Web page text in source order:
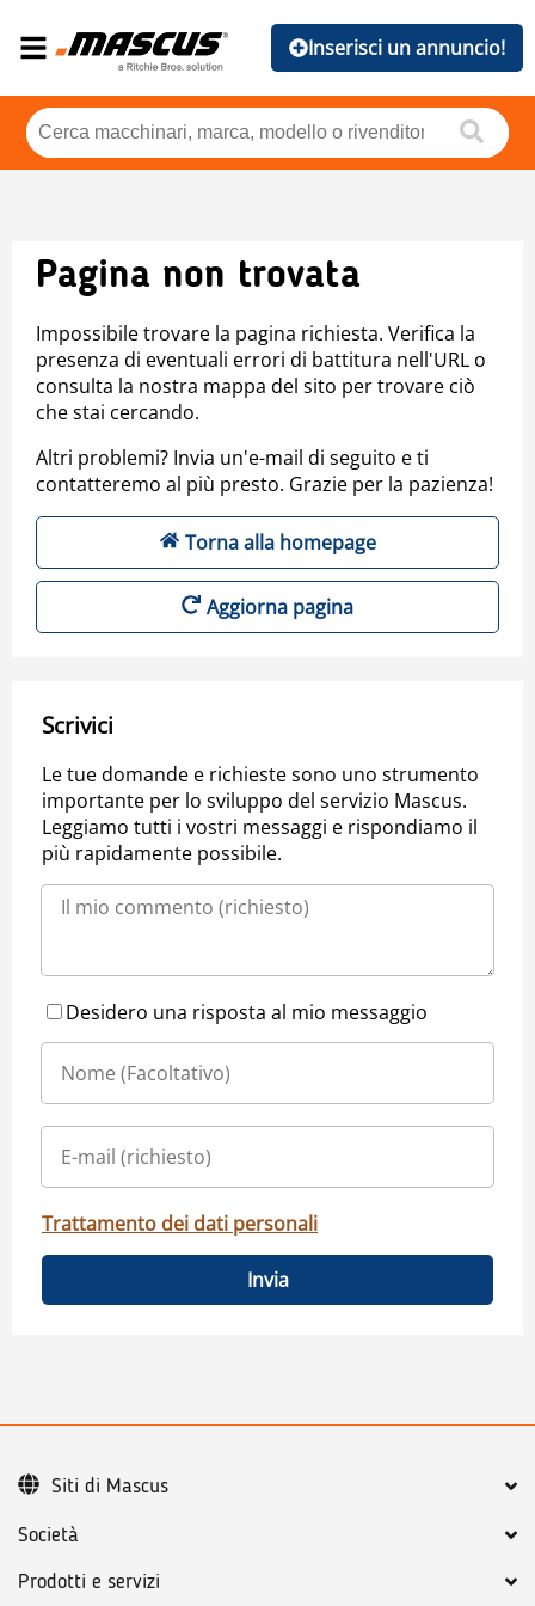
Inserisci un annuncio!
Pagina non trovata
Impossibile trovare la pagina richiesta. Verifica la
presenza di eventuali errori di battitura nell'URL o
consulta la nostra mappa del sito per trovare ciò
che stai cercando.
Altri problemi? Invia un'e-mail di seguito e ti
contatteremo al più presto. Grazie per la pazienza!
Torna alla homepage
Aggiorna pagina
Scrivici
Le tue domande e richieste sono uno strumento
importante per lo sviluppo del servizio Mascus.
Leggiamo tutti i vostri messaggi e rispondiamo il
più rapidamente possibile.
Desidero una risposta al mio messaggio
Trattamento dei dati personali
Invia
Società
Prodotti e servizi
Siti di Mascus